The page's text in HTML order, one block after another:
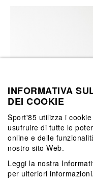
INFORMATIVA
DEI COOKIE
Sport'85 utilizza i
usufruire di tutte le
online e delle
nostro sito Web.
Leggi la nostra
per ulteriori informazioni.